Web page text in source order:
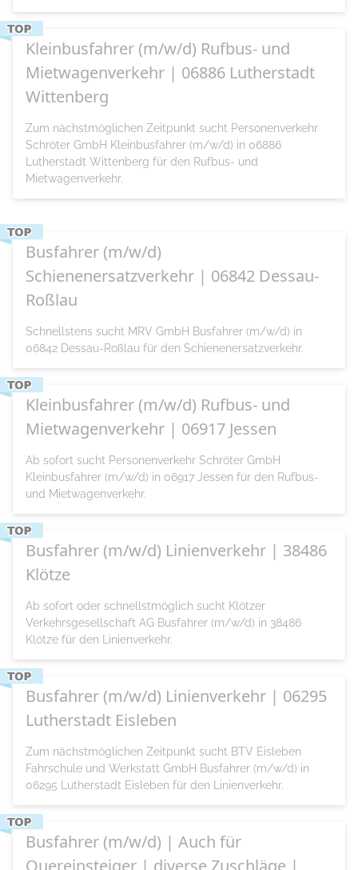
Kleinbusfahrer (m/w/d) Rufbus- und
Mietwagenverkehr | 06886 Lutherstadt
Wittenberg
Zum nächstmöglichen Zeitpunkt sucht Personenverkehr
Schröter GmbH Kleinbusfahrer (m/w/d) in 06886
Lutherstadt Wittenberg für den Rufbus- und
Mietwagenverkehr.
Busfahrer (m/w/d)
Schienenersatzverkehr | 06842 Dessau-
Roßlau
Schnellstens sucht MRV GmbH Busfahrer (m/w/d) in
06842 Dessau-Roßlau für den Schienenersatzverkehr.
Kleinbusfahrer (m/w/d) Rufbus- und
Mietwagenverkehr | 06917 Jessen
Ab sofort sucht Personenverkehr Schröter GmbH
Kleinbusfahrer (m/w/d) in 06917 Jessen für den Rufbus-
und Mietwagenverkehr.
Busfahrer (m/w/d) Linienverkehr | 38486
Klötze
Ab sofort oder schnellstmöglich sucht Klötzer
Verkehrsgesellschaft AG Busfahrer (m/w/d) in 38486
Klötze für den Linienverkehr.
Busfahrer (m/w/d) Linienverkehr | 06295
Lutherstadt Eisleben
Zum nächstmöglichen Zeitpunkt sucht BTV Eisleben
Fahrschule und Werkstatt GmbH Busfahrer (m/w/d) in
06295 Lutherstadt Eisleben für den Linienverkehr.
Busfahrer (m/w/d) | Auch für